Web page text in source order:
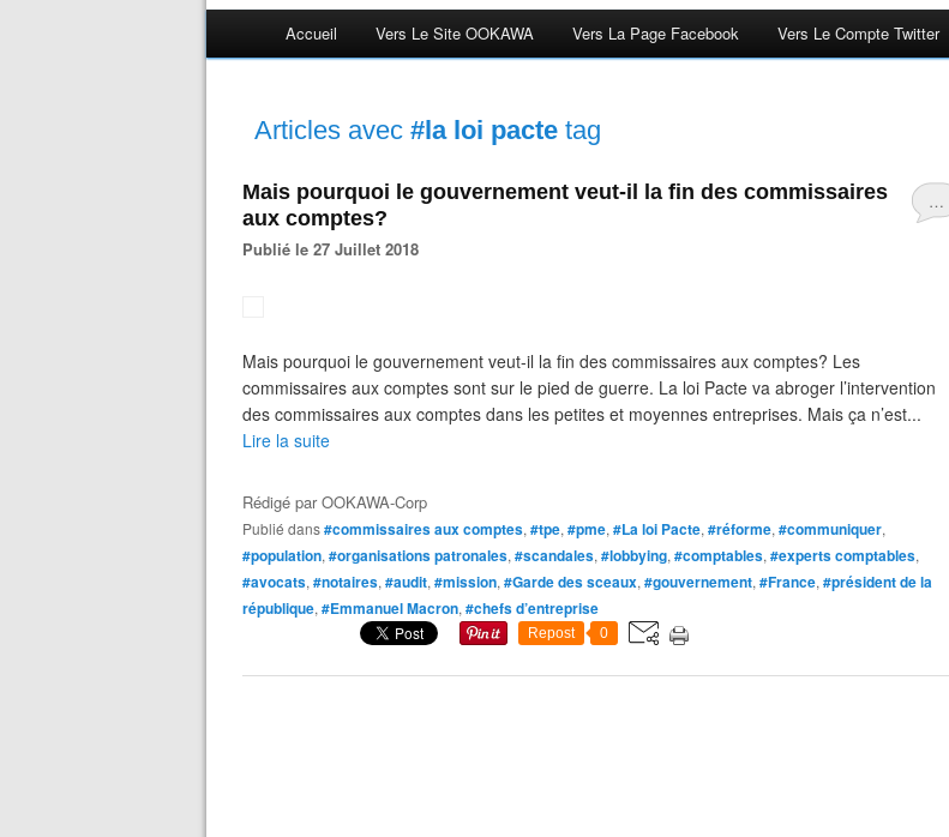
Accueil Vers Le Site OOKAWA Vers La Page Facebook Vers Le Compte Twitter
Articles avec #la loi pacte tag
…
Mais pourquoi le gouvernement veut-il la fin des commissaires
aux comptes?
Publié le 27 Juillet 2018
Mais pourquoi le gouvernement veut-il la fin des commissaires aux comptes? Les
commissaires aux comptes sont sur le pied de guerre. La loi Pacte va abroger l’intervention
des commissaires aux comptes dans les petites et moyennes entreprises. Mais ça n’est...
Lire la suite
Rédigé parOOKAWA-Corp
Publié dans#commissaires aux comptes, #tpe, #pme, #La loi Pacte, #réforme, #communiquer,
#population, #organisations patronales, #scandales, #lobbying, #comptables, #experts comptables,
#avocats, #notaires, #audit, #mission, #Garde des sceaux, #gouvernement, #France, #président de la
république, #Emmanuel Macron, #chefs d’entreprise
Repost 0